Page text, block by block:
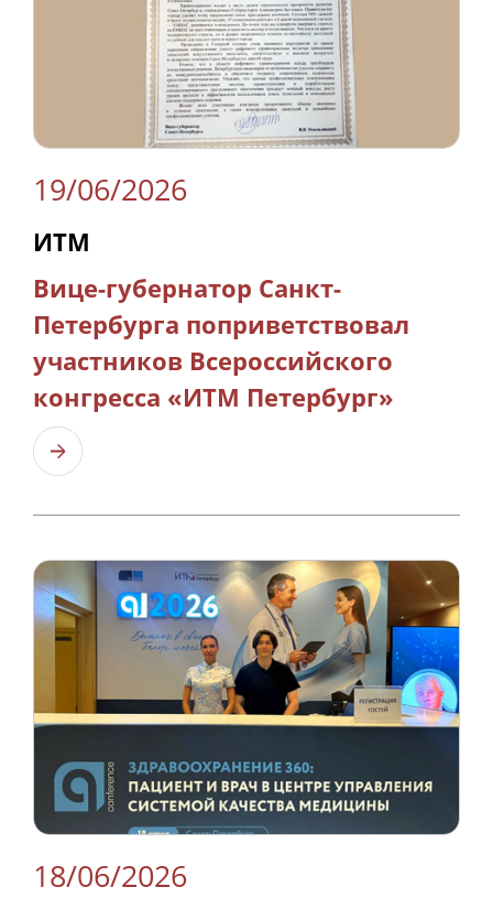
19/06/2026
ИТМ
Вице-губернатор Санкт-
Петербурга поприветствовал
участников Всероссийского
конгресса «ИТМ Петербург»
18/06/2026